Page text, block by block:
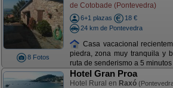
8 Fotos
de Cotobade (Pontevedra)
6+1 plazas
18 €
24 km de Pontevedra
Casa vacacional
piedra, zona muy tranquila y
ruta de senderismo a 5 minutos
Hotel Gran Proa
Hotel Rural en Raxó